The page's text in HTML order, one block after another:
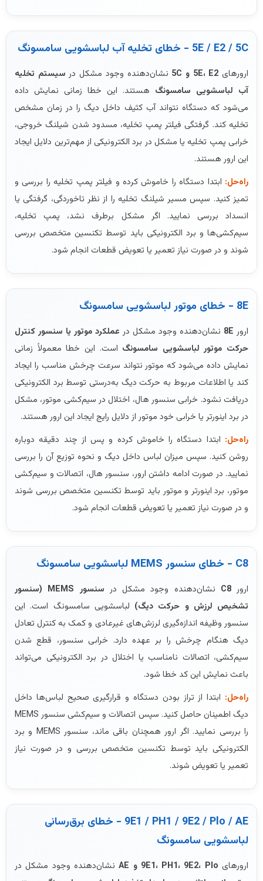
5E / E2 / 5C - خطای تخلیه آب لباسشویی سامسونگ
ارورهای 5E، E2 و 5C نشان‌دهنده وجود مشکل در سیستم تخلیه
آب لباسشویی سامسونگ هستند. این خطا زمانی نمایش داده
می‌شود که دستگاه نتواند آب کثیف داخل دیگ را در زمان مشخص
تخلیه کند. گرفتگی فیلتر پمپ تخلیه، مسدود شدن شیلنگ خروجی،
خرابی پمپ تخلیه یا مشکل در برد الکترونیکی از مهم‌ترین دلایل ایجاد
این ارور هستند.
راه‌حل: ابتدا دستگاه را خاموش کرده و فیلتر پمپ تخلیه را بررسی و
تمیز کنید. سپس مسیر شیلنگ تخلیه را از نظر تاخوردگی، گرفتگی یا
انسداد بررسی نمایید. اگر مشکل برطرف نشد، پمپ تخلیه،
سیم‌کشی‌ها و برد الکترونیکی باید توسط تکنسین متخصص بررسی
شوند و در صورت نیاز تعمیر یا تعویض قطعات انجام شود.
8E - خطای موتور لباسشویی سامسونگ
ارور 8E نشان‌دهنده وجود مشکل در عملکرد موتور یا سنسور کنترل
حرکت موتور لباسشویی سامسونگ است. این خطا معمولاً زمانی
نمایش داده می‌شود که موتور نتواند سرعت چرخش مناسب را ایجاد
کند یا اطلاعات مربوط به حرکت دیگ به‌درستی توسط برد الکترونیکی
دریافت نشود. خرابی سنسور هال، اختلال در سیم‌کشی موتور، مشکل
در برد اینورتر یا خرابی خود موتور از دلایل رایج ایجاد این ارور هستند.
راه‌حل: ابتدا دستگاه را خاموش کرده و پس از چند دقیقه دوباره
روشن کنید. سپس میزان لباس داخل دیگ و نحوه توزیع آن را بررسی
نمایید. در صورت ادامه داشتن ارور، سنسور هال، اتصالات و سیم‌کشی
موتور، برد اینورتر و موتور باید توسط تکنسین متخصص بررسی شوند
و در صورت نیاز تعمیر یا تعویض قطعات انجام شود.
C8 - خطای سنسور MEMS لباسشویی سامسونگ
ارورC8 نشان‌دهنده وجود مشکل در
سنسور MEMS (سنسور
تشخیص لرزش و حرکت دیگ) لباسشویی سامسونگ است. این
سنسور وظیفه اندازه‌گیری لرزش‌های غیرعادی و کمک به کنترل تعادل
دیگ هنگام چرخش را بر عهده دارد. خرابی سنسور، قطع شدن
سیم‌کشی، اتصالات نامناسب یا اختلال در برد الکترونیکی می‌تواند
باعث نمایش این کد خطا شود.
راه‌حل: ابتدا از تراز بودن دستگاه و قرارگیری صحیح لباس‌ها داخل
دیگ اطمینان حاصل کنید. سپس اتصالات و سیم‌کشی سنسور MEMS
را بررسی نمایید. اگر ارور همچنان باقی ماند، سنسور MEMS و برد
الکترونیکی باید توسط تکنسین متخصص بررسی و در صورت نیاز
تعمیر یا تعویض شوند.
9E1 / PH1 / 9E2 / Plo / AE - خطای برق‌رسانی
لباسشویی سامسونگ
ارورهای 9E1، PH1، 9E2، Plo و AE
نشان‌دهنده وجود مشکل در